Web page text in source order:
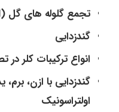
تجمع گلوله های گل (Mud Ball)
گندزدایی
انواع ترکیبات کلر
گندزدایی با ازن،
اولتراسونیک